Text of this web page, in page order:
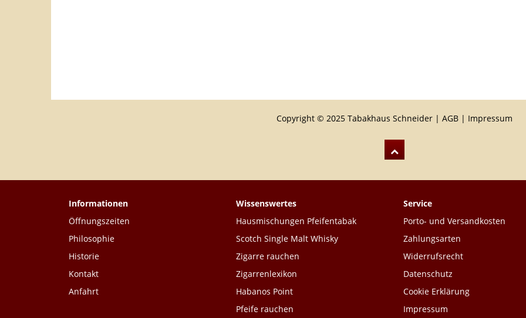
Copyright © 2025 Tabakhaus Schneider | AGB | Impressum
Informationen
Öffnungszeiten
Philosophie
Historie
Kontakt
Anfahrt
Wissenswertes
Hausmischungen Pfeifentabak
Scotch Single Malt Whisky
Zigarre rauchen
Zigarrenlexikon
Habanos Point
Pfeife rauchen
Service
Porto- und Versandkosten
Zahlungsarten
Widerrufsrecht
Datenschutz
Cookie Erklärung
Impressum